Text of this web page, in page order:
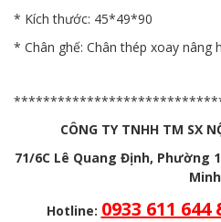
* Kích thước: 45*49*90
* Chân ghế: Chân thép xoay nâng
CÔNG TY TNHH TM SX
71/6C Lê Quang Định, Phường
Minh
Hotline: 0933 611 644